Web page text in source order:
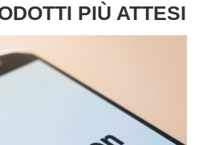
PIÙ ATTESI